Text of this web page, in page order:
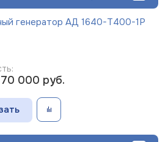
генератор АД 1640-Т400-1Р
000 руб.